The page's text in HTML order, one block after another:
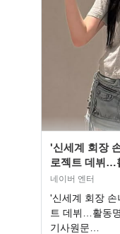
'신세계 회장
로젝트 데뷔…
네이버 엔터
'신세계 회장 손
트 데뷔…활동
기사원문…